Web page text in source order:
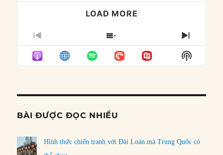
LOAD MORE
PREVIOUS
EPISODE
SHOW
EPISODES
LIST
NEXT
Show
Podcast
BÀI ĐƯỢC ĐỌC NHIỀU
Hình thức chiến tranh với Đài Loan mà Trung Quốc có